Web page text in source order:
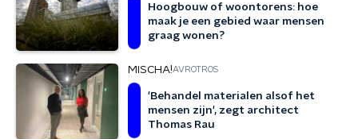
Hoogbouw of woontorens: hoe
maak je een gebied waar mensen
graag wonen?
MISCHA!AVROTROS
'Behandel materialen alsof het
mensen zijn', zegt architect
Thomas Rau